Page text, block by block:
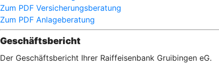
Zum PDF Versicherungsberatung
Zum PDF Anlageberatung
Geschäftsbericht
Der Geschäftsbericht Ihrer Raiffeisenbank Gruibingen eG.